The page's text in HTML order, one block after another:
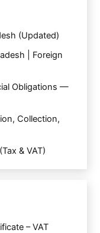
(Updated)
| Foreign
Obligations —
Collection,
& VAT)
– VAT